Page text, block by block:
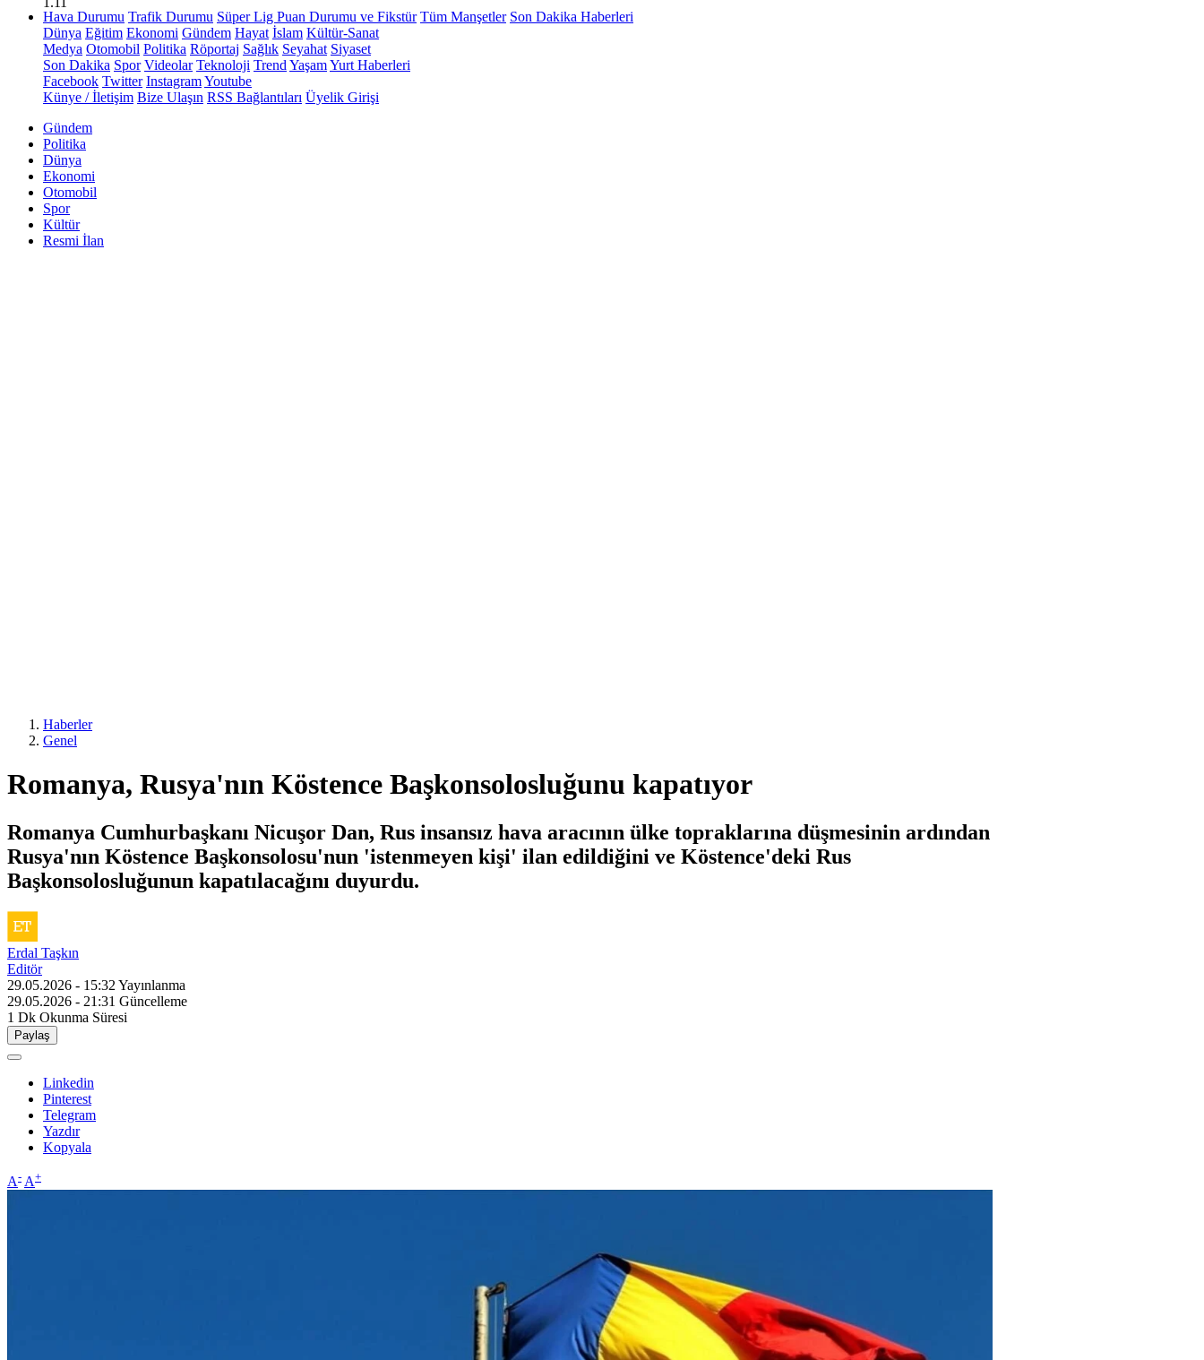
Hava Durumu Trafik Durumu Süper Lig Puan Durumu ve Fikstür Tüm Manşetler Son Dakika Haberleri
Dünya Eğitim Ekonomi Gündem Hayat İslam Kültür-Sanat
Medya Otomobil Politika Röportaj Sağlık Seyahat Siyaset
Son Dakika Spor Videolar Teknoloji Trend YaşamYurt Haberleri
Facebook Twitter InstagramYoutube
Künye / İletişim Bize Ulaşın RSS Bağlantıları Üyelik Girişi
Gündem
Politika
Dünya
Ekonomi
Otomobil
Spor
Kültür
Resmi İlan
Haberler
Genel
Romanya, Rusya'nın Köstence Başkonsolosluğunu kapatıyor
Romanya Cumhurbaşkanı Nicuşor Dan, Rus insansız hava aracının ülke topraklarına düşmesinin ardından
Rusya'nın Köstence Başkonsolosu'nun 'istenmeyen kişi' ilan edildiğini ve Köstence'deki Rus
Başkonsolosluğunun kapatılacağını duyurdu.
Erdal Taşkın
Editör
29.05.2026 - 15:32 Yayınlanma
29.05.2026 - 21:31 Güncelleme
1 Dk Okunma Süresi
Paylaş
Linkedin
Pinterest
Telegram
Yazdır
Kopyala
A- A+